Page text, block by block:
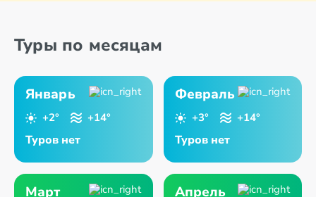
Туры по месяцам
Январь
+2° +14°
Туров нет
Февраль
+3° +14°
Туров нет
Март Апрель